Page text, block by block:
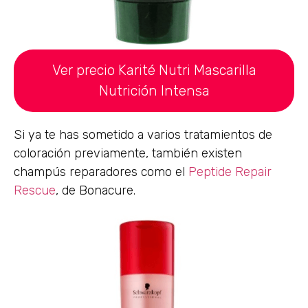
Ver precio Karité Nutri Mascarilla
Nutrición Intensa
Si ya te has sometido a varios tratamientos de
coloración previamente, también existen
champús reparadores como el Peptide Repair
Rescue, de Bonacure.